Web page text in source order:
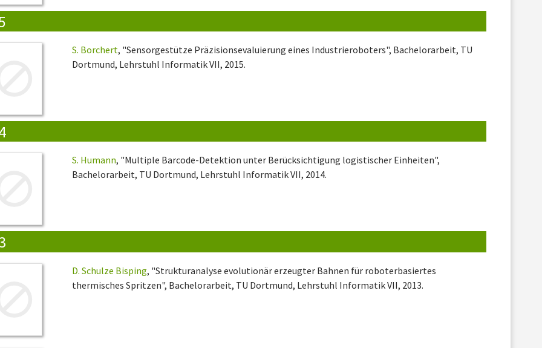
S. Borchert, "Sensorgestütze Präzisionsevaluierung eines Industrieroboters", Bachelorarbeit, TU
Dortmund, Lehrstuhl Informatik VII, 2015.
S. Humann, "Multiple Barcode-Detektion unter Berücksichtigung logistischer Einheiten",
Bachelorarbeit, TU Dortmund, Lehrstuhl Informatik VII, 2014.
D. Schulze Bisping, "Strukturanalyse evolutionär erzeugter Bahnen für roboterbasiertes
thermisches Spritzen", Bachelorarbeit, TU Dortmund, Lehrstuhl Informatik VII, 2013.